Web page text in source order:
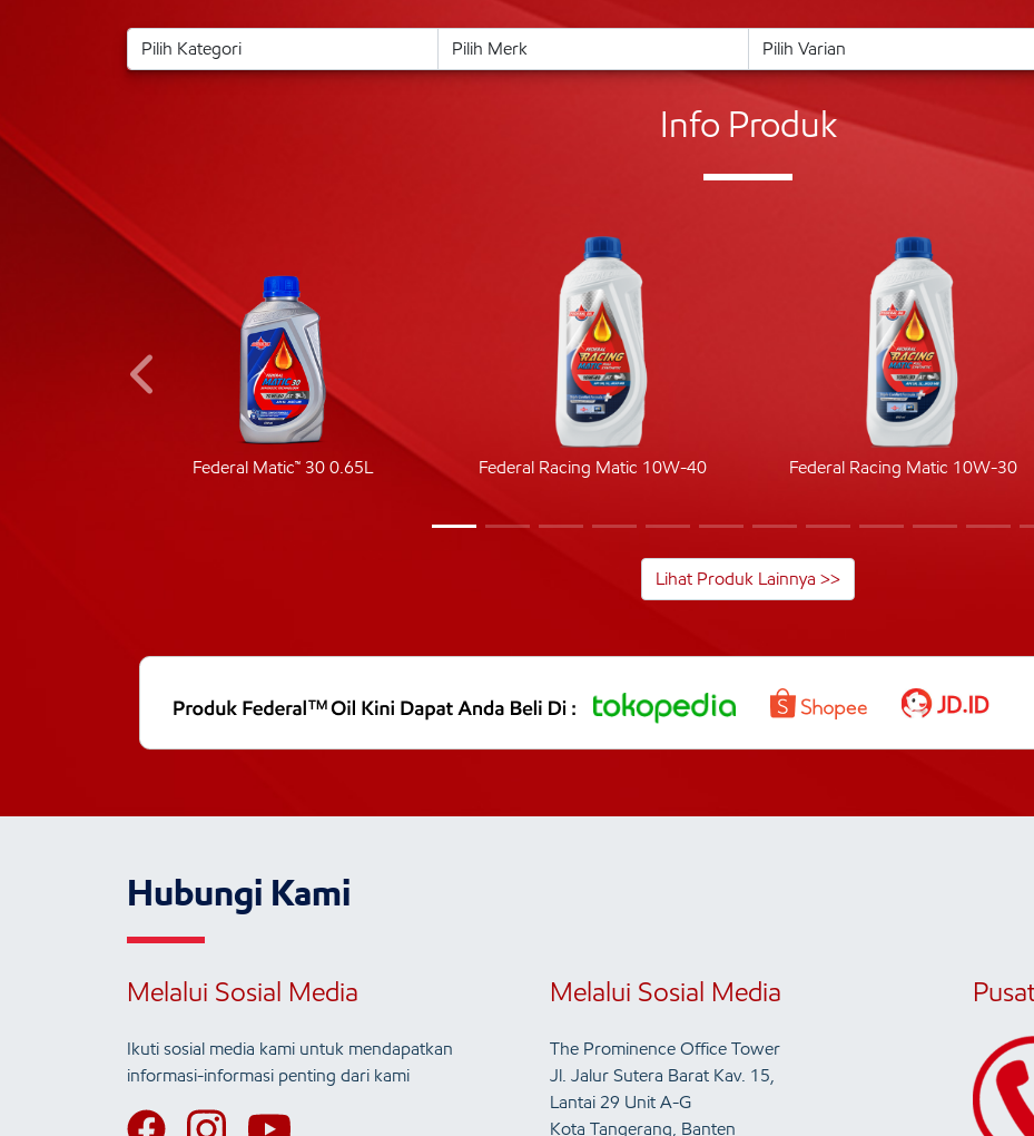
Info Produk
Federal Matic™ 30 0.65L Federal Racing Matic 10W-40 Federal Racing Matic 10W-30
Lihat Produk Lainnya >>
Hubungi Kami
Melalui Sosial Media
Ikuti sosial media kami untuk mendapatkan
informasi-informasi penting dari kami
Melalui Sosial Media
The Prominence Office Tower
Jl. Jalur Sutera Barat Kav. 15,
Lantai 29 Unit A-G
Kota Tangerang, Banten